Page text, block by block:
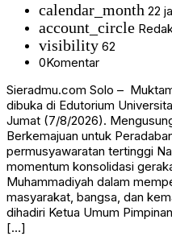
calendar_month 22
account_circle
visibility 62
0Komentar
Sieradmu.com Solo –
dibuka di Edutorium
Jumat (7/8/2026).
Berkemajuan untuk
permusyawaratan tertinggi
momentum konsolidasi
Muhammadiyah dalam
masyarakat, bangsa, dan
dihadiri Ketua Umum
[…]